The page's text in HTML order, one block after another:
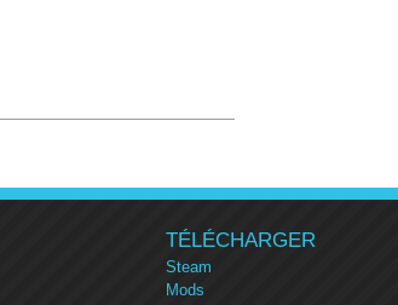
TÉLÉCHARGER
Steam
Mods